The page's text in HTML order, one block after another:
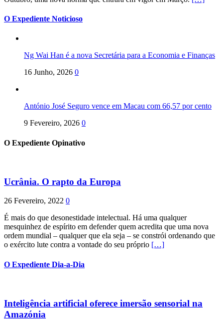
O Expediente Noticioso
Ng Wai Han é a nova Secretária para a Economia e Finanças
16 Junho, 2026 0
António José Seguro vence em Macau com 66,57 por cento
9 Fevereiro, 2026 0
O Expediente Opinativo
Ucrânia. O rapto da Europa
26 Fevereiro, 2022 0
É mais do que desonestidade intelectual. Há uma qualquer
mesquinhez de espírito em defender quem acredita que uma nova
ordem mundial – qualquer que ela seja – se constrói ordenando que
o exército lute contra a vontade do seu próprio […]
O Expediente Dia-a-Dia
Inteligência artificial oferece imersão sensorial na
Amazónia